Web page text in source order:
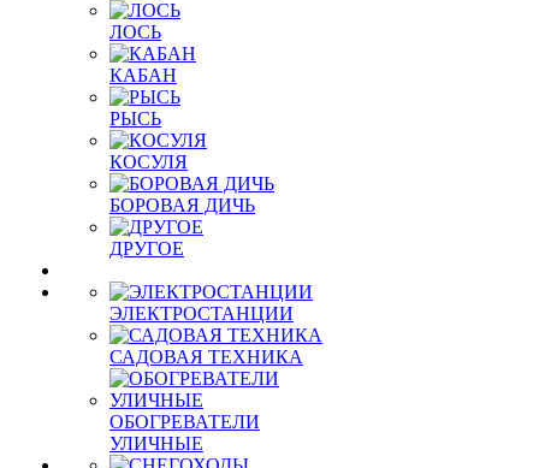
ЛОСЬ
КАБАН
РЫСЬ
КОСУЛЯ
БОРОВАЯ ДИЧЬ
ДРУГОЕ
ЭЛЕКТРОСТАНЦИИ
САДОВАЯ ТЕХНИКА
ОБОГРЕВАТЕЛИ
УЛИЧНЫЕ